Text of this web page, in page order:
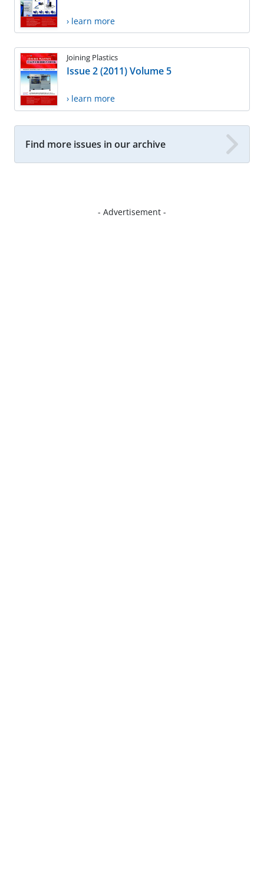
› learn more
Joining Plastics
Issue 2 (2011) Volume 5
› learn more
Find more issues in our archive
- Advertisement -